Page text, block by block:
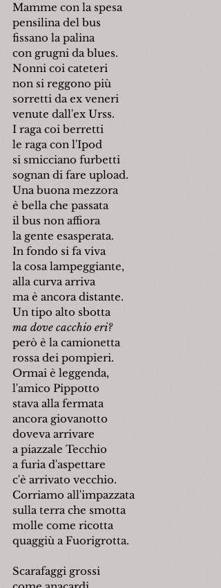
Mamme con la spesa
pensilina del bus
fissano la palina
con grugni da blues.
Nonni coi cateteri
non si reggono più
sorretti da ex veneri
venute dall'ex Urss.
I raga coi berretti
le raga con l'Ipod
si smicciano furbetti
sognan di fare upload.
Una buona mezzora
è bella che passata
il bus non affiora
la gente esasperata.
In fondo si fa viva
la cosa lampeggiante,
alla curva arriva
ma è ancora distante.
Un tipo alto sbotta
ma dove cacchio eri?
però è la camionetta
rossa dei pompieri.
Ormai è leggenda,
l'amico Pippotto
stava alla fermata
ancora giovanotto
doveva arrivare
a piazzale Tecchio
a furia d'aspettare
c'è arrivato vecchio.
Corriamo all'impazzata
sulla terra che smotta
molle come ricotta
quaggiù a Fuorigrotta.
Scarafaggi grossi